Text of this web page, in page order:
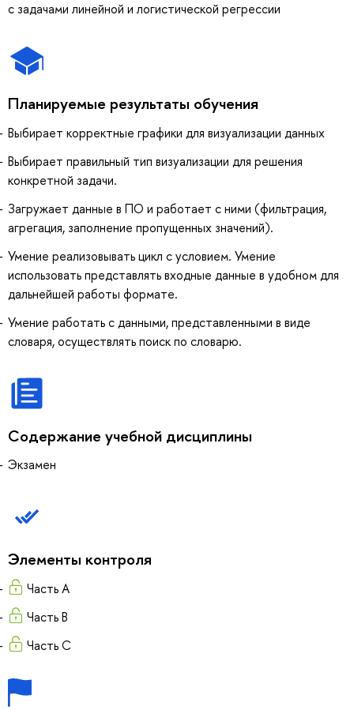
с задачами линейной и логистической регрессии
Планируемые результаты обучения
Выбирает корректные графики для визуализации данных
Выбирает правильный тип визуализации для решения
конкретной задачи.
Загружает данные в ПО и работает с ними (фильтрация,
агрегация, заполнение пропущенных значений).
Умение реализовывать цикл с условием. Умение
использовать представлять входные данные в удобном для
дальнейшей работы формате.
Умение работать с данными, представленными в виде
словаря, осуществлять поиск по словарю.
Содержание учебной дисциплины
Экзамен
Элементы контроля
Часть А
Часть В
Часть С